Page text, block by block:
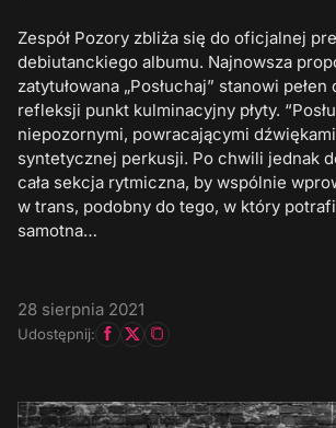
Zespół Pozory zbliża się do oficjalnej
debiutanckiego albumu. Najnowsza
zatytułowana „Posłuchaj” stanowi
refleksji punkt kulminacyjny płyty.
niepozornymi, powracającymi
syntetycznej perkusji. Po chwili jednak
cała sekcja rytmiczna, by wspólnie
w trans, podobny do tego, w który
samotna…
28 sierpnia 2021
Udostępnij: